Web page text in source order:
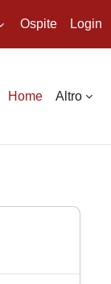
Ospite Login
Home Altro